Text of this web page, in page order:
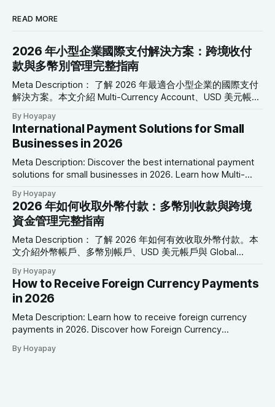
READ MORE
2026 年小型企業國際支付解決方案：跨境收付
款與多幣別管理完整指南
Meta Description： 了解 2026 年最適合小型企業的國際支付
解決方案。本文介紹 Multi-Currency Account、USD 美元帳
具，協助企業降低成本、改善現金流並拓展全球市場。 SEO
關鍵字： 國際支付解決方案、小型企業支付、跨境支付、全
球支付平台、多幣別帳戶、USD 美元帳戶、Global Collection
Account、企業支付解決方案、國際商業付款 2026 年小型企
業國際支付解決方案 前言 小型企業的發展，已不再受到地理
台： * 向北美客戶銷售商品 * 聘用歐洲的自由工作者 * 支付澳
洲供應商 * 向全球提供數位服務 * 管理來自多個國家的付款
然而，隨著國際商機增加，跨境支付管理也成為小型企業最常
By Hoyapay
International Payment Solutions for Small
Businesses in 2026
Meta Description: Discover the best international payment
solutions for small businesses in 2026. Learn how Multi-
Accounts, Virtual Cards, and cross-border payment tools
can simplify global financial operations. SEO Keywords:
International Payment Solutions, Small Business Payments,
Cross-Border Payments, Global Payment Platform, Multi-
By Hoyapay
2026 年如何收取外幣付款：多幣別收款與跨境
資金管理完整指南
Meta Description： 了解 2026 年如何有效收取外幣付款。本
文介紹外幣帳戶、多幣別帳戶、USD 美元帳戶與 Global
簡化跨境資金管理。 SEO 關鍵字： 收取外幣付款、外幣帳
戶、多幣別帳戶、國際付款、USD 美元帳戶、EUR 歐元帳
戶、Global Collection Account、跨境支付、國際商業付款
2026 年如何收取外幣付款 前言 隨著商業活動日益全球化，接
收多種貨幣付款，已不再只是跨國企業才需要的金融服務。
如今： * 自由工作者與美國客戶合作 * 行銷公司服務歐洲企業
* SaaS 公司向全球用戶提供服務 * 電商商店接收不同國家的
By Hoyapay
How to Receive Foreign Currency Payments
in 2026
Meta Description: Learn how to receive foreign currency
payments in 2026. Discover how Foreign Currency
Accounts, and Global Collection Accounts help businesses
By Hoyapay